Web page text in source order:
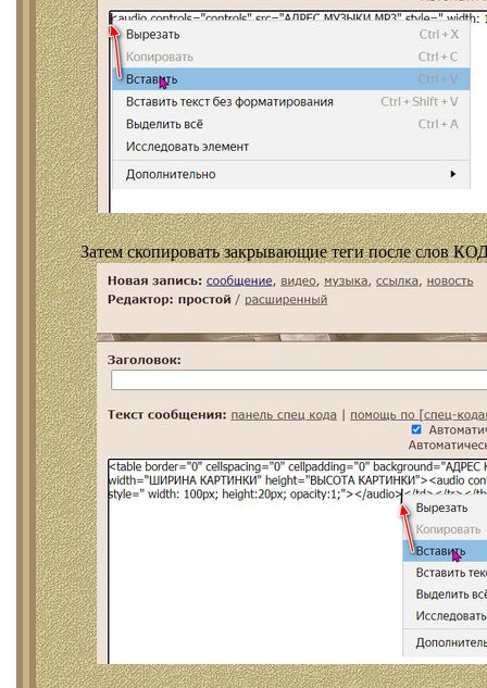
Затем скопировать закрывающие теги после слов